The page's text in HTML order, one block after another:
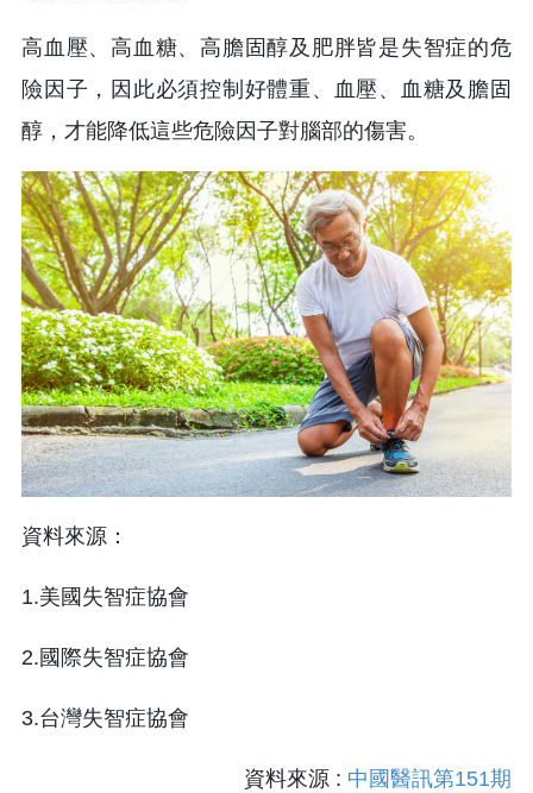
高血壓、高血糖、高膽固醇及肥胖皆是失智症的危
險因子，因此必須控制好體重、血壓、血糖及膽固
醇，才能降低這些危險因子對腦部的傷害。
資料來源：
1.美國失智症協會
2.國際失智症協會
3.台灣失智症協會
資料來源 : 中國醫訊第151期